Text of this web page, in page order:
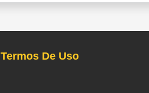
Termos De Uso